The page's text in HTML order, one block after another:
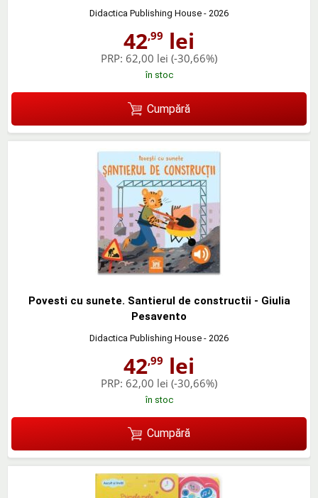
Didactica Publishing House - 2026
42,99 lei
PRP: 62,00 lei (-30,66%)
în stoc
Cumpără
Povesti cu sunete. Santierul de constructii - Giulia
Pesavento
Didactica Publishing House - 2026
42,99 lei
PRP: 62,00 lei (-30,66%)
în stoc
Cumpără